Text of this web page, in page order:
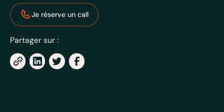
Je réserve un call
Partager sur :